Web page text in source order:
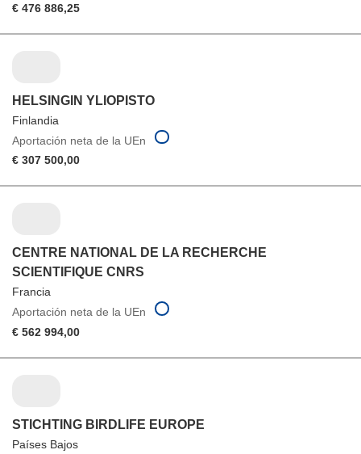
€ 476 886,25
HELSINGIN YLIOPISTO
Finlandia
Aportación neta de la UEn
€ 307 500,00
CENTRE NATIONAL DE LA RECHERCHE
SCIENTIFIQUE CNRS
Francia
Aportación neta de la UEn
€ 562 994,00
STICHTING BIRDLIFE EUROPE
Países Bajos